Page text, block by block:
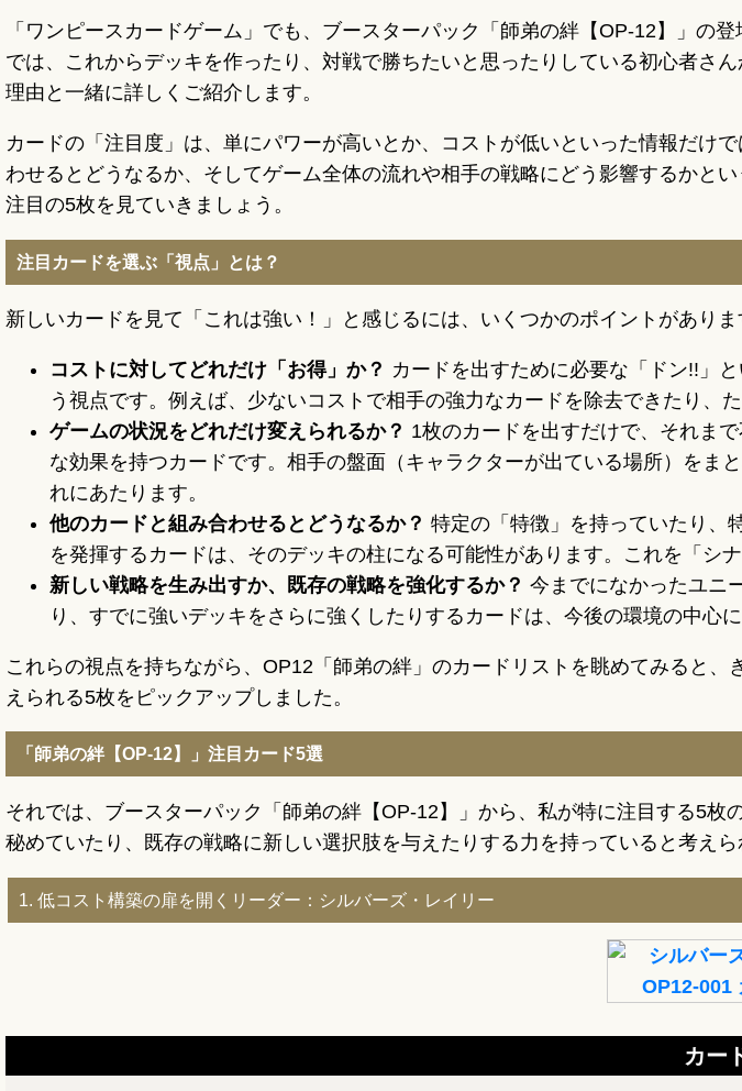
「ワンピースカードゲーム」でも、ブースターパック「師弟の絆【OP-12】」の
では、これからデッキを作ったり、対戦で勝ちたいと思ったりしている初心者さ
理由と一緒に詳しくご紹介します。
カードの「注目度」は、単にパワーが高いとか、コストが低いといった情報だけ
わせるとどうなるか、そしてゲーム全体の流れや相手の戦略にどう影響するかと
注目の5枚を見ていきましょう。
注目カードを選ぶ「視点」とは？
新しいカードを見て「これは強い！」と感じるには、いくつかのポイントがありま
コストに対してどれだけ「お得」か？ カードを出すために必要な「ドン!!」
う視点です。例えば、少ないコストで相手の強力なカードを除去できたり、
ゲームの状況をどれだけ変えられるか？ 1枚のカードを出すだけで、それま
な効果を持つカードです。相手の盤面（キャラクターが出ている場所）をま
れにあたります。
他のカードと組み合わせるとどうなるか？ 特定の「特徴」を持っていたり、
を発揮するカードは、そのデッキの柱になる可能性があります。これを「シ
新しい戦略を生み出すか、既存の戦略を強化するか？ 今までになかったユニ
り、すでに強いデッキをさらに強くしたりするカードは、今後の環境の中心
これらの視点を持ちながら、OP12「師弟の絆」のカードリストを眺めてみると
えられる5枚をピックアップしました。
「師弟の絆【OP-12】」注目カード5選
それでは、ブースターパック「師弟の絆【OP-12】」から、私が特に注目する5
秘めていたり、既存の戦略に新しい選択肢を与えたりする力を持っていると考えら
1. 低コスト構築の扉を開くリーダー：シルバーズ・レイリー
カー